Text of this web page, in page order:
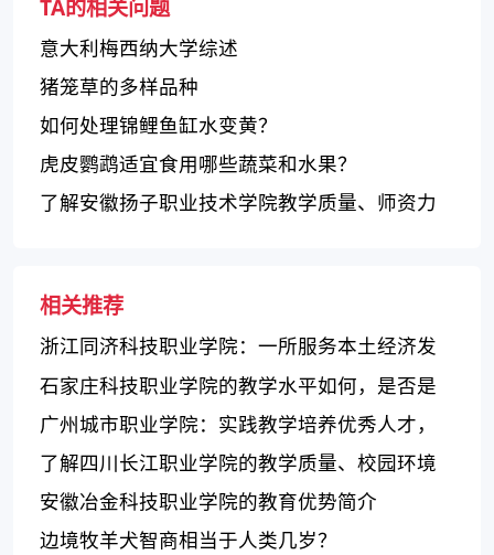
TA的相关问题
意大利梅西纳大学综述
猪笼草的多样品种
如何处理锦鲤鱼缸水变黄？
虎皮鹦鹉适宜食用哪些蔬菜和水果？
了解安徽扬子职业技术学院教学质量、师资力
相关推荐
浙江同济科技职业学院：一所服务本土经济发
展的本科院校
石家庄科技职业学院的教学水平如何，是否是
优秀的选择？
广州城市职业学院：实践教学培养优秀人才，
优秀专业铸就发展空间
了解四川长江职业学院的教学质量、校园环境
和专业设置
安徽冶金科技职业学院的教育优势简介
边境牧羊犬智商相当于人类几岁？